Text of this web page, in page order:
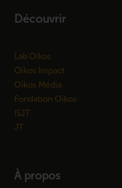
Découvrir
Lab'Oïkos
Oïkos Impact
Oïkos Média
Fondation Oïkos
ISJT
JT
À propos